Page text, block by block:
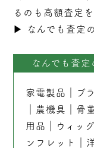
るのも高額査定
▶︎
なんでも査定
なんでも査
家電製品 ブ
農機具 骨
用品
ウィッグ
ンフレット